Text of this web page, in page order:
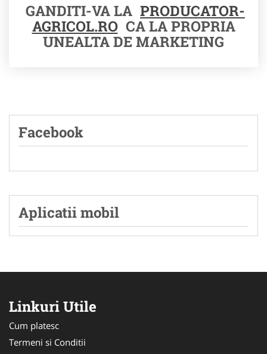
GANDITI-VA LA PRODUCATOR-
AGRICOL.RO CA LA PROPRIA
UNEALTA DE MARKETING
Facebook
Aplicatii mobil
Linkuri Utile
Cum platesc
Termeni si Conditii